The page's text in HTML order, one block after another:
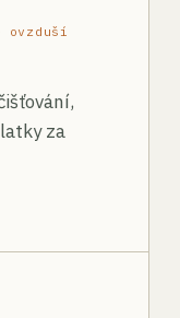
ovzduší
za